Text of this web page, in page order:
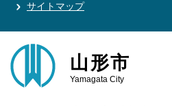
サイトマップ
山形市
Yamagata City